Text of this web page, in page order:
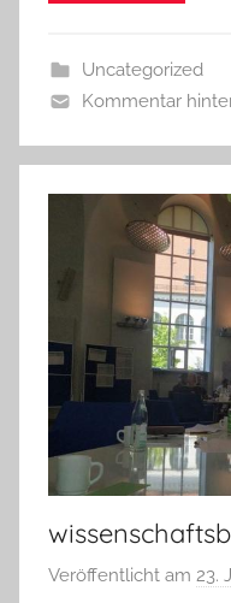
Uncategorized
Kommentar
Veröffentlicht am 23.